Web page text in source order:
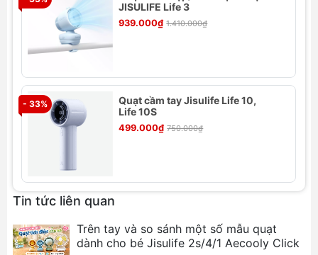
Thông số kỹ thuật
Chất liệu: Nhựa ABS
Thời gian sạc: 3-5 giờ
Thời gian hoạt động: 8-14.5 giờ
Đầu vào: Type-C 5V/2.0A
JISULIFE Life 3
939.000₫ 1.410.000₫
- 33%
Quạt cầm tay Jisulife Life 10,
Life 10S
499.000₫ 750.000₫
Tin tức liên quan
Trên tay và so sánh một số mẫu quạt
dành cho bé Jisulife 2s/4/1 Aecooly Click